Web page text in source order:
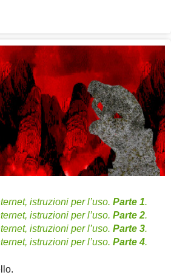
istruzioni per l’uso. Parte 1.
istruzioni per l’uso. Parte 2.
istruzioni per l’uso. Parte 3.
istruzioni per l’uso. Parte 4.